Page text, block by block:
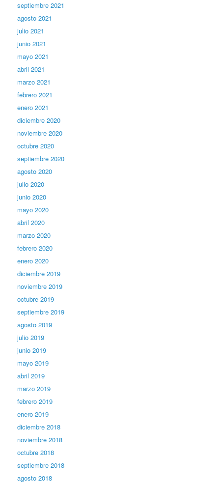
septiembre 2021
agosto 2021
julio 2021
junio 2021
mayo 2021
abril 2021
marzo 2021
febrero 2021
enero 2021
diciembre 2020
noviembre 2020
octubre 2020
septiembre 2020
agosto 2020
julio 2020
junio 2020
mayo 2020
abril 2020
marzo 2020
febrero 2020
enero 2020
diciembre 2019
noviembre 2019
octubre 2019
septiembre 2019
agosto 2019
julio 2019
junio 2019
mayo 2019
abril 2019
marzo 2019
febrero 2019
enero 2019
diciembre 2018
noviembre 2018
octubre 2018
septiembre 2018
agosto 2018